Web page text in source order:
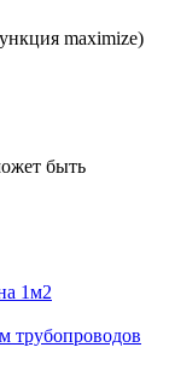
maximize)
быть
1м2
трубопроводов